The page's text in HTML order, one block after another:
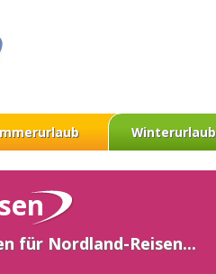
Winterurlaub
für Nordland-Reisen...